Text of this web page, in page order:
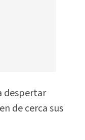
despertar
de cerca sus